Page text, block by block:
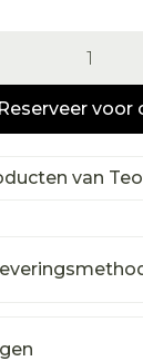
Reserveer voor
van